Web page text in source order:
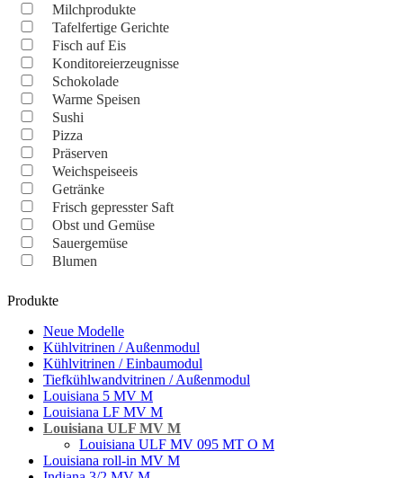
Milchprodukte
Tafelfertige Gerichte
Fisch auf Eis
Konditoreierzeugnisse
Schokolade
Warme Speisen
Sushi
Pizza
Präserven
Weichspeiseeis
Getränke
Frisch gepresster Saft
Obst und Gemüse
Sauergemüse
Blumen
Produkte
Neue Modelle
Kühlvitrinen / Außenmodul
Kühlvitrinen / Einbaumodul
Tiefkühlwandvitrinen / Außenmodul
Louisiana 5 MV M
Louisiana LF MV M
Louisiana ULF MV M
Louisiana ULF MV 095 MT O M
Louisiana roll-in MV M